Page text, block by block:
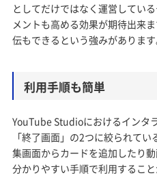
としてだけではなく運営してい
メントも高める効果が期待出来
伝もできるという強みがあります
利用手順も簡単
YouTube Studioにおけるインタ
「終了画面」の2つに絞られて
集画面からカードを追加したり
分かりやすい手順で利用すること